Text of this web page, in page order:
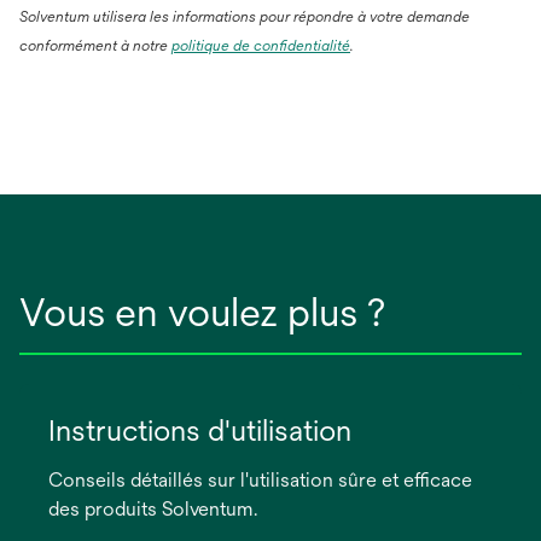
Solventum utilisera les informations pour répondre à votre demande
conformément à notre politique de confidentialité.
Vous en voulez plus ?
Instructions d'utilisation
Conseils détaillés sur l'utilisation sûre et efficace
des produits Solventum.